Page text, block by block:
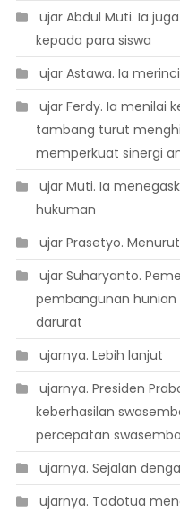
 ujar Abdul Muti. Ia
kepada para siswa
 ujar Astawa. Ia merinci
 ujar Ferdy. Ia menilai
tambang turut
memperkuat sinergi
 ujar Muti. Ia
hukuman
 ujar Prasetyo.
 ujar Suharyanto.
pembangunan hunian
darurat
 ujarnya. Lebih lanjut
 ujarnya. Presiden
keberhasilan
percepatan
 ujarnya. Sejalan
 ujarnya. Todotua